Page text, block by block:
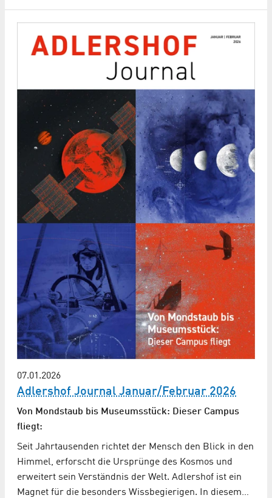
07.01.2026
Adlershof Journal Januar/Februar 2026
Von Mondstaub bis Museumsstück: Dieser Campus
fliegt:
Seit Jahrtausenden richtet der Mensch den Blick in den
Himmel, erforscht die Ursprünge des Kosmos und
erweitert sein Verständnis der Welt. Adlershof ist ein
Magnet für die besonders Wissbegierigen. In diesem…